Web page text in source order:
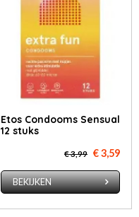
Etos Condooms Sensual
12 stuks
€ 3,99 € 3,59
BEKIJKEN